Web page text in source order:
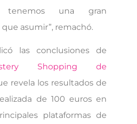
tenemos una gran
asumir”, remachó.
las conclusiones de
Shopping de
revela los resultados de
de 100 euros en
plataformas de